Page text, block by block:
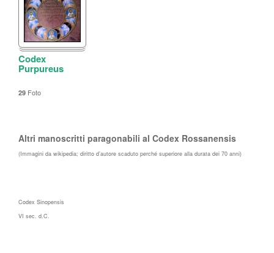
Codex
Purpureus
29 Foto
Altri manoscritti paragonabili al Codex Rossanensis
(Immagini da wikipedia; diritto d’autore scaduto perché superiore alla durata dei 70 anni)
Codex Sinopensis
VI sec. d.C.